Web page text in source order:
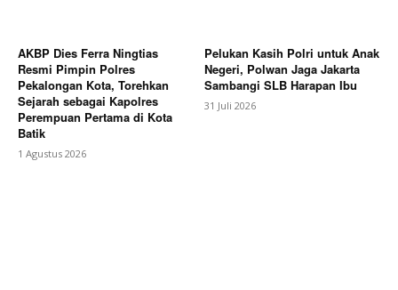
AKBP Dies Ferra Ningtias
Resmi Pimpin Polres
Pekalongan Kota, Torehkan
Sejarah sebagai Kapolres
Perempuan Pertama di Kota
Batik
1 Agustus 2026
Pelukan Kasih Polri untuk Anak
Negeri, Polwan Jaga Jakarta
Sambangi SLB Harapan Ibu
31 Juli 2026